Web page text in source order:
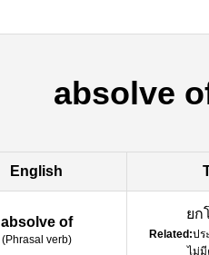
absolve
English
absolve of
(Phrasal verb)
ยก
Related:ปร
ไม่